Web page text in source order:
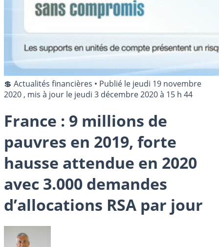
💲 Actualités financières • Publié le jeudi 19 novembre
2020 , mis à jour le jeudi 3 décembre 2020 à 15 h 44
France : 9 millions de
pauvres en 2019, forte
hausse attendue en 2020
avec 3.000 demandes
d’allocations RSA par jour